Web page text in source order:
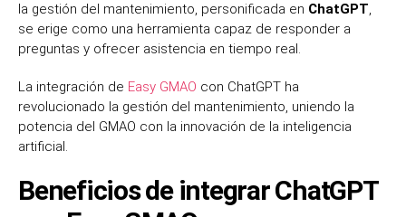
la gestión del mantenimiento, personificada en ChatGPT,
se erige como una herramienta capaz de responder a
preguntas y ofrecer asistencia en tiempo real.
La integración de Easy GMAO con ChatGPT ha
revolucionado la gestión del mantenimiento, uniendo la
potencia del GMAO con la innovación de la inteligencia
artificial.
Beneficios de integrar ChatGPT